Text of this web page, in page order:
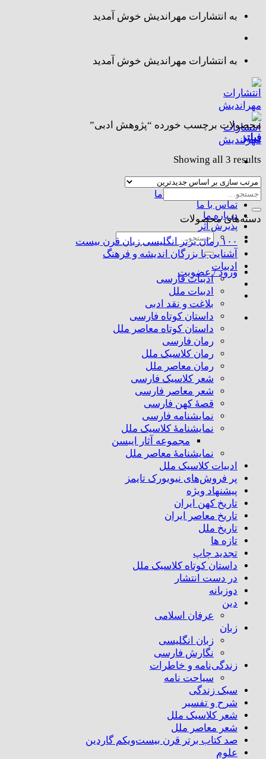
Skip
content
به انتشارات مهراندیش خوش آمدید
به انتشارات مهراندیش خوش آمدید
صفحه اصلی
مجموعه کتاب های ما
تماس با ما
درباره ما
پذیرش اثر
جستجو
برای:
ورود / عضویت
محصولات برچسب خورده “پژوهش ادبی”
فیلتر
Showing all 3 results
latest
جستجو
برای:
دسته‌های محصولات
۱۰۰ رمان برتر انگلیسی زبان قرن بیست
آشنایی با بزرگان اندیشه و فرهنگ
ادبیات
ادبیات فارسی
ادبیات ملل
بلاغت و نقد ادبی
داستان کوتاه فارسی
داستان کوتاه معاصر ملل
رمان فارسی
رمان کلاسیک ملل
رمان معاصر ملل
شعر کلاسیک فارسی
شعر معاصر فارسی
قصهٔ کهن فارسی
نمایشنامه فارسی
نمایشنامهٔ کلاسیک ملل
مجموعه آثار ایبسن
نمایشنامهٔ معاصر ملل
ادبیات کلاسیک ملل
پر فروش‌های نیویورک تایمز
پیشنهاد ویژه
تاریخ کهن ایران
تاریخ معاصر ایران
تاریخ ملل
تازه ها
تجدید چاپ
داستان کوتاه کلاسیک ملل
در دست انتشار
دوزبانه
دین
عرفان اسلامی
زبان
زبان انگلیسی
نگارش فارسی
زندگی‌نامه و خاطرات
سیاحت نامه
سبک زندگی
شرح و تفسیر
شعر کلاسیک ملل
شعر معاصر ملل
صد کتاب برتر قرن بیست‌و‌یکم گاردین
علوم